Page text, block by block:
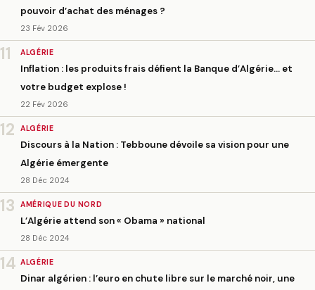
pouvoir d’achat des ménages ?
23 Fév 2026
11 ALGÉRIE
Inflation : les produits frais défient la Banque d’Algérie… et
votre budget explose !
22 Fév 2026
12 ALGÉRIE
Discours à la Nation : Tebboune dévoile sa vision pour une
Algérie émergente
28 Déc 2024
13 AMÉRIQUE DU NORD
L’Algérie attend son « Obama » national
28 Déc 2024
14 ALGÉRIE
Dinar algérien : l’euro en chute libre sur le marché noir, une